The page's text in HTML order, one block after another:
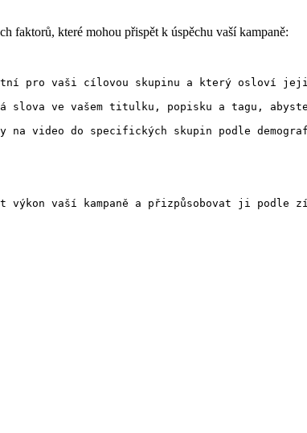
faktorů, které mohou přispět k úspěchu vaší kampaně:
pro vaši cílovou skupinu a který osloví
ve vašem titulku, popisku a tagu,
video do specifických skupin podle
vaší kampaně a přizpůsobovat ji podle